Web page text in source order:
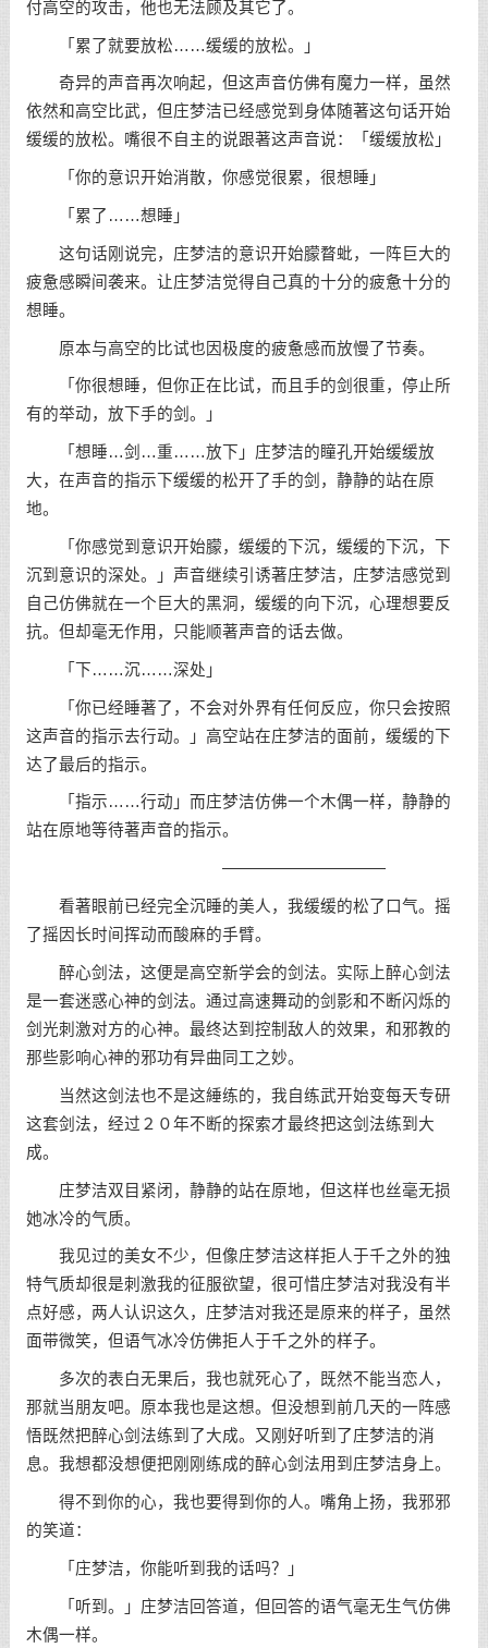
付高空的攻击，他也无法顾及其它了。
「累了就要放松……缓缓的放松。」
奇异的声音再次响起，但这声音仿佛有魔力一样，虽然
依然和高空比武，但庄梦洁已经感觉到身体随著这句话开始
缓缓的放松。嘴很不自主的说跟著这声音说：「缓缓放松」
「你的意识开始消散，你感觉很累，很想睡」
「累了……想睡」
这句话刚说完，庄梦洁的意识开始朦瞀蚍，一阵巨大的
疲惫感瞬间袭来。让庄梦洁觉得自己真的十分的疲惫十分的
想睡。
原本与高空的比试也因极度的疲惫感而放慢了节奏。
「你很想睡，但你正在比试，而且手的剑很重，停止所
有的举动，放下手的剑。」
「想睡…剑…重……放下」庄梦洁的瞳孔开始缓缓放
大，在声音的指示下缓缓的松开了手的剑，静静的站在原
地。
「你感觉到意识开始朦，缓缓的下沉，缓缓的下沉，下
沉到意识的深处。」声音继续引诱著庄梦洁，庄梦洁感觉到
自己仿佛就在一个巨大的黑洞，缓缓的向下沉，心理想要反
抗。但却毫无作用，只能顺著声音的话去做。
「下……沉……深处」
「你已经睡著了，不会对外界有任何反应，你只会按照
这声音的指示去行动。」高空站在庄梦洁的面前，缓缓的下
达了最后的指示。
「指示……行动」而庄梦洁仿佛一个木偶一样，静静的
站在原地等待著声音的指示。
——————————
看著眼前已经完全沉睡的美人，我缓缓的松了口气。摇
了摇因长时间挥动而酸麻的手臂。
醉心剑法，这便是高空新学会的剑法。实际上醉心剑法
是一套迷惑心神的剑法。通过高速舞动的剑影和不断闪烁的
剑光刺激对方的心神。最终达到控制敌人的效果，和邪教的
那些影响心神的邪功有异曲同工之妙。
当然这剑法也不是这綞练的，我自练武开始变每天专研
这套剑法，经过２０年不断的探索才最终把这剑法练到大
成。
庄梦洁双目紧闭，静静的站在原地，但这样也丝毫无损
她冰冷的气质。
我见过的美女不少，但像庄梦洁这样拒人于千之外的独
特气质却很是刺激我的征服欲望，很可惜庄梦洁对我没有半
点好感，两人认识这久，庄梦洁对我还是原来的样子，虽然
面带微笑，但语气冰冷仿佛拒人于千之外的样子。
多次的表白无果后，我也就死心了，既然不能当恋人，
那就当朋友吧。原本我也是这想。但没想到前几天的一阵感
悟既然把醉心剑法练到了大成。又刚好听到了庄梦洁的消
息。我想都没想便把刚刚练成的醉心剑法用到庄梦洁身上。
得不到你的心，我也要得到你的人。嘴角上扬，我邪邪
的笑道：
「庄梦洁，你能听到我的话吗？」
「听到。」庄梦洁回答道，但回答的语气毫无生气仿佛
木偶一样。